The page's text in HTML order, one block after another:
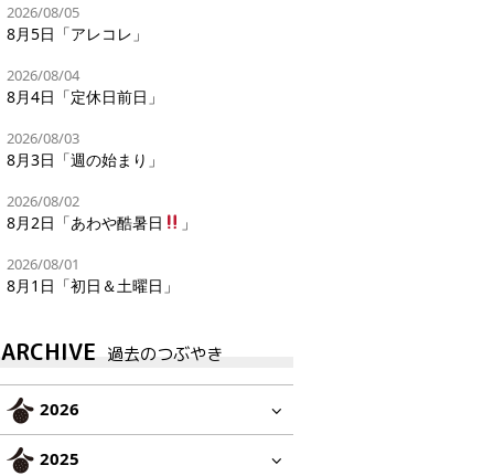
2026/08/05
8月5日「アレコレ」
2026/08/04
8月4日「定休日前日」
2026/08/03
8月3日「週の始まり」
2026/08/02
8月2日「あわや酷暑日 」
2026/08/01
8月1日「初日＆土曜日」
ARCHIVE 過去のつぶやき
2026
2025